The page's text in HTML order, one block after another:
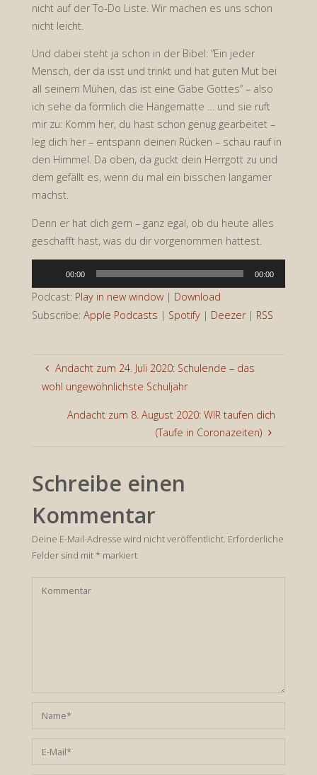
nicht auf der To-Do Liste. Wir machen es uns schon
nicht leicht.
Und dabei steht ja schon in der Bibel: ”Ein jeder
Mensch, der da isst und trinkt und hat guten Mut bei
all seinem Mühen, das ist eine Gabe Gottes” – also
ich sehe da förmlich die Hängematte … und sie ruft
mir zu: Komm her, du hast schon genug gearbeitet –
leg dich her – entspann deinen Rücken – schau rauf in
den Himmel. Da oben, da guckt dein Herrgott zu und
dem gefällt es, wenn du mal ein bisschen langamer
machst.
Denn er hat dich gern – ganz egal, ob du heute alles
geschafft hast, was du dir vorgenommen hattest.
Player
00:00 00:00
Podcast: Play in new window| Download
Subscribe: Apple Podcasts | Spotify| Deezer| RSS
Andacht zum 24. Juli 2020: Schulende – das
wohl ungewöhnlichste Schuljahr
Andacht zum 8. August 2020: WIR taufen dich
(Taufe in Coronazeiten)
Schreibe einen
Kommentar
Deine E-Mail-Adresse wird nicht veröffentlicht. Erforderliche
Felder sind mit*markiert